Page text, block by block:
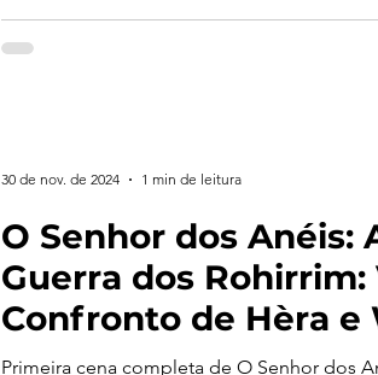
O Senhor dos Anéis:
Guerra dos Rohirrim:
Confronto de Hèra e
Primeira cena completa de O Senhor dos
30 de nov. de 2024 1 min de leitura